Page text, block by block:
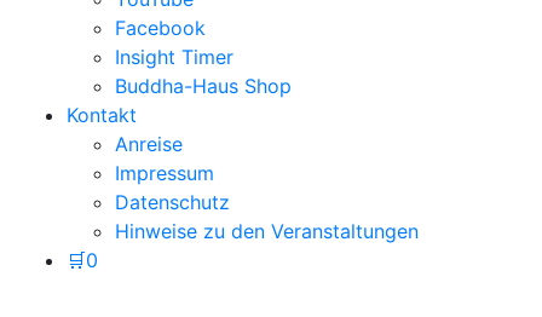
Facebook
Insight Timer
Buddha-Haus Shop
Kontakt
Anreise
Impressum
Datenschutz
Hinweise zu den Veranstaltungen
🛒0